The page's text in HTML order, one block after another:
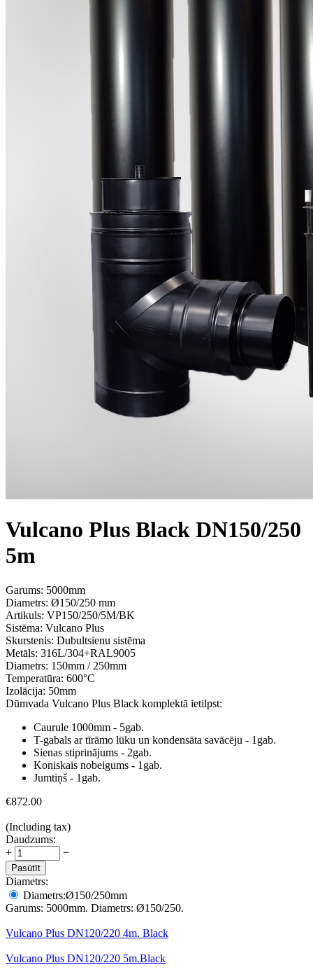
Vulcano Plus Black DN150/250
5m
Garums: 5000mm
Diametrs: Ø150/250 mm
Artikuls: VP150/250/5M/BK
Sistēma: Vulcano Plus
Skurstenis: Dubultsienu sistēma
Metāls: 316L/304+RAL9005
Diametrs: 150mm / 250mm
Temperatūra: 600°С
Izolācija: 50mm
Dūmvada Vulcano Plus Black komplektā ietilpst:
Caurule 1000mm - 5gab.
T-gabals ar tīrāmo lūku un kondensāta savācēju - 1gab.
Sienas stiprinājums - 2gab.
Koniskais nobeigums - 1gab.
Jumtiņš - 1gab.
€872.00
(Including tax)
Daudzums:
+
−
Pasūtīt
Diametrs:
Diametrs:Ø150/250mm
Garums: 5000mm. Diametrs: Ø150/250.
Vulcano Plus DN120/220 4m. Black
Vulcano Plus DN120/220 5m.Black